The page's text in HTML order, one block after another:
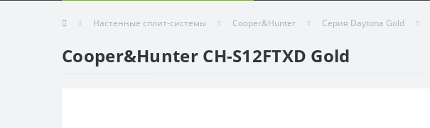
Настенные сплит-системы Cooper&Hunter Серия Daytona Gold
Cooper&Hunter CH-S12FTXD Gold